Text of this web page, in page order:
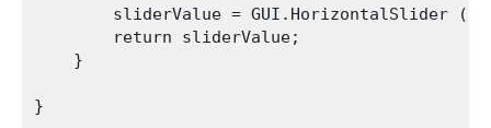
sliderValue = GUI.HorizontalSlider
        return sliderValue;
    }
}